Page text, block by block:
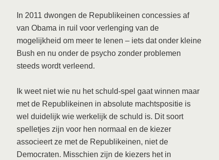
In 2011 dwongen de Republikeinen concessies af
van Obama in ruil voor verlenging van de
mogelijkheid om meer te lenen – iets dat onder kleine
Bush en nu onder de psycho zonder problemen
steeds wordt verleend.
Ik weet niet wie nu het schuld-spel gaat winnen maar
met de Republikeinen in absolute machtspositie is
wel duidelijk wie werkelijk de schuld is. Dit soort
spelletjes zijn voor hen normaal en de kiezer
associeert ze met de Republikeinen, niet de
Democraten. Misschien zijn de kiezers het in